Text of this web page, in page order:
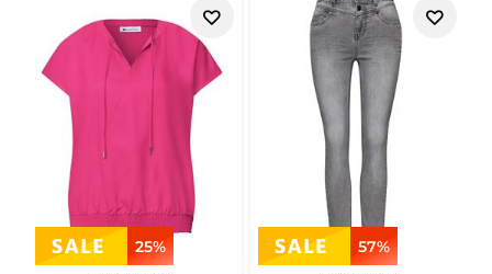
25% 57%